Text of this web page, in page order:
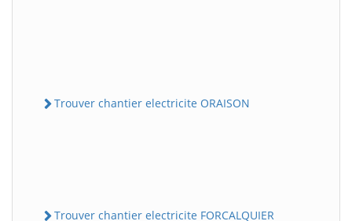
Trouver chantier electricite ORAISON
Trouver chantier electricite FORCALQUIER